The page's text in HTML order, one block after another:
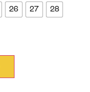
26 27 28